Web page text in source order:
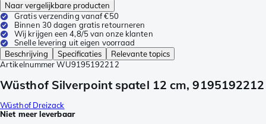
Naar vergelijkbare producten
Gratis verzending vanaf €50
Binnen 30 dagen gratis retourneren
Wij krijgen een 4,8/5 van onze klanten
Snelle levering uit eigen voorraad
Beschrijving
Specificaties
Relevante topics
Artikelnummer WU9195192212
Wüsthof Silverpoint spatel 12 cm, 9195192212
Wüsthof Dreizack
Niet meer leverbaar